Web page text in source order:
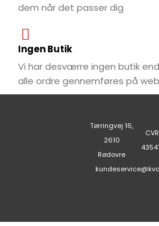
dem når det passer dig
Ingen Butik
Vi har desværre ingen butik
alle ordre gennemføres på
Tørringvej 16,
2610
Rødovre